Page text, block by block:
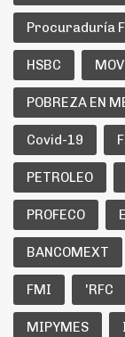
Procuraduría
HSBC
POBREZA EN
Covid-19
PETROLEO
PROFECO
BANCOMEXT
FMI 'RFC
MIPYMES